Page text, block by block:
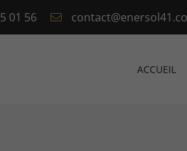
01 56
ACCUEIL